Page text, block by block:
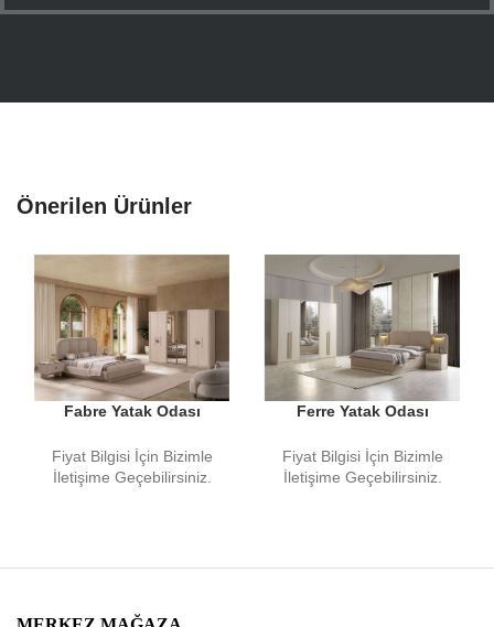
Önerilen Ürünler
Fabre Yatak Odası
Fiyat Bilgisi İçin Bizimle
İletişime Geçebilirsiniz.
Ferre Yatak Odası
Fiyat Bilgisi İçin Bizimle
İletişime Geçebilirsiniz.